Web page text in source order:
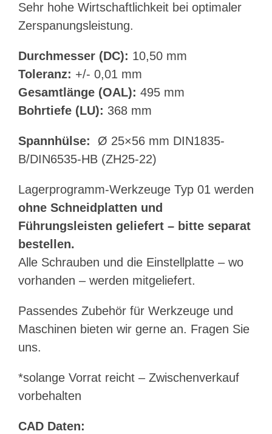
Sehr hohe Wirtschaftlichkeit bei optimaler
Zerspanungsleistung.
Durchmesser (DC): 10,50 mm
Toleranz: +/- 0,01 mm
Gesamtlänge (OAL): 495 mm
Bohrtiefe (LU): 368 mm
Spannhülse:
Ø 25×56 mm DIN1835-
B/DIN6535-HB (ZH25-22)
Lagerprogramm-Werkzeuge Typ 01 werden
ohne Schneidplatten und
Führungsleisten geliefert – bitte separat
bestellen.
Alle Schrauben und die Einstellplatte – wo
vorhanden – werden mitgeliefert.
Passendes Zubehör für Werkzeuge und
Maschinen bieten wir gerne an. Fragen Sie
uns.
*solange Vorrat reicht – Zwischenverkauf
vorbehalten
CAD Daten: